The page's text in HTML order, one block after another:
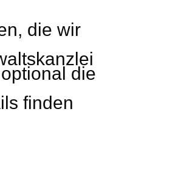
die wir
die
finden